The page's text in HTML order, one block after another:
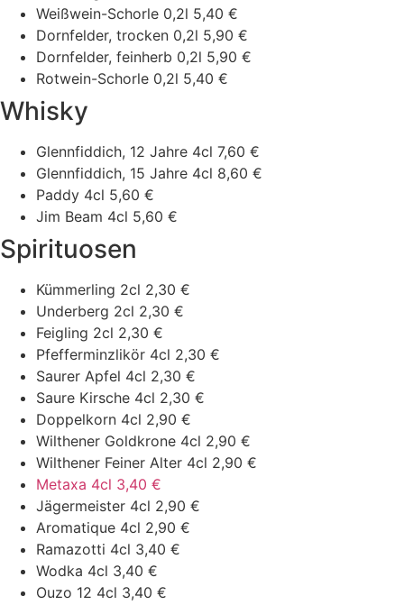
Weißwein-Schorle 0,2l 5,40 €
Dornfelder, trocken 0,2l 5,90 €
Dornfelder, feinherb 0,2l 5,90 €
Rotwein-Schorle 0,2l 5,40 €
Whisky
Glennfiddich, 12 Jahre 4cl 7,60 €
Glennfiddich, 15 Jahre 4cl 8,60 €
Paddy 4cl 5,60 €
Jim Beam 4cl 5,60 €
Spirituosen
Kümmerling 2cl 2,30 €
Underberg 2cl 2,30 €
Feigling 2cl 2,30 €
Pfefferminzlikör 4cl 2,30 €
Saurer Apfel 4cl 2,30 €
Saure Kirsche 4cl 2,30 €
Doppelkorn 4cl 2,90 €
Wilthener Goldkrone 4cl 2,90 €
Wilthener Feiner Alter 4cl 2,90 €
Metaxa 4cl 3,40 €
Jägermeister 4cl 2,90 €
Aromatique 4cl 2,90 €
Ramazotti 4cl 3,40 €
Wodka 4cl 3,40 €
Ouzo 12 4cl 3,40 €